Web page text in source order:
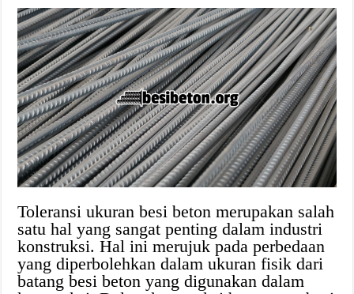
Toleransi ukuran besi beton merupakan salah
satu hal yang sangat penting dalam industri
konstruksi. Hal ini merujuk pada perbedaan
yang diperbolehkan dalam ukuran fisik dari
batang besi beton yang digunakan dalam